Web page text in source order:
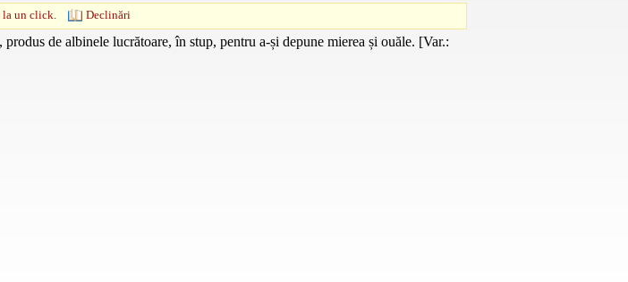
un click. Declinări
de albinele lucrătoare, în stup, pentru a-și depune mierea și ouăle. [Var.: